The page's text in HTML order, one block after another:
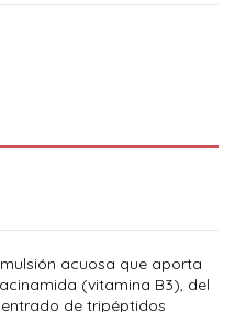
acuosa que aporta
(vitamina B3), del
de tripéptidos